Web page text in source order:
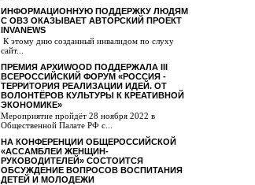
ИНФОРМАЦИОННУЮ ПОДДЕРЖКУ ЛЮДЯМ
С ОВЗ ОКАЗЫВАЕТ АВТОРСКИЙ ПРОЕКТ
INVANEWS
К этому дню созданный инвалидом по слуху
сайт...
ПРЕМИЯ АРХИWOOD ПОДДЕРЖАЛА III
ВСЕРОССИЙСКИЙ ФОРУМ «РОССИЯ -
ТЕРРИТОРИЯ РЕАЛИЗАЦИИ ИДЕЙ. ОТ
ВОЛОНТЁРОВ КУЛЬТУРЫ К КРЕАТИВНОЙ
ЭКОНОМИКЕ»
Мероприятие пройдёт 28 ноября 2022 в
Общественной Палате РФ с...
НА КОНФЕРЕНЦИИ ОБЩЕРОССИЙСКОЙ
«АССАМБЛЕИ ЖЕНЩИН-
РУКОВОДИТЕЛЕЙ» СОСТОИТСЯ
ОБСУЖДЕНИЕ ВОПРОСОВ ВОСПИТАНИЯ
ДЕТЕЙ И МОЛОДЕЖИ